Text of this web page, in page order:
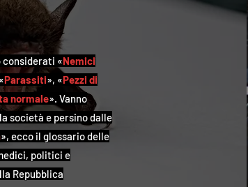
considerati «Nemici
Parassiti», «Pezzi di
normale». Vanno
società e persino dalle
», ecco il glossario delle
politici e
Repubblica